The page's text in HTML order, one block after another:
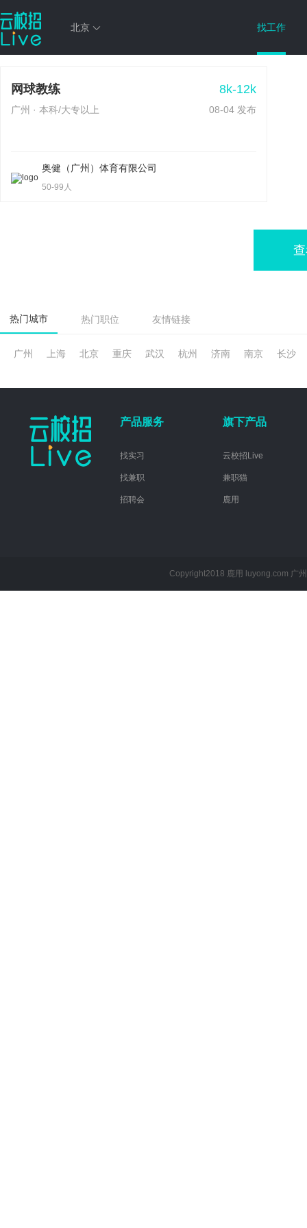
北京 找工作
热门职位
网球教练 8k-12k
广州 · 本科/大专以上 08-04 发布
奥健（广州）体育有限公司
50-99人
热门城市 热门职位 友情链接
广州 上海 北京 重庆 武汉 杭州 济南 南京 长沙
产品服务
找实习
找兼职
招聘会
旗下产品
云校招Live
兼职猫
鹿用
Copyright2018 鹿用 luyong.com 广